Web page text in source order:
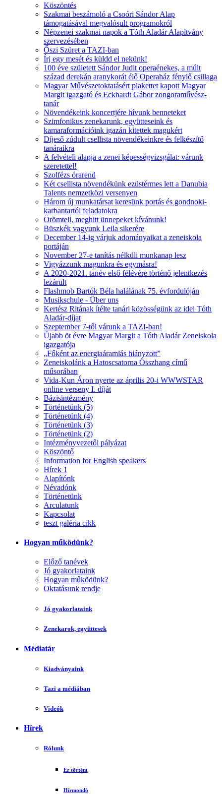
Köszöntés
Szakmai beszámoló a Csoóri Sándor Alap
támogatásával megvalósult programokról
Népzenei szakmai napok a Tóth Aladár Alapítvány
szervezésében
Őszi Szüret a TAZI-ban
Írj egy mesét és küldd el nekünk!
100 éve született Sándor Judit operaénekes, a múlt
század derekán aranykorát élő Operaház fénylő csillaga
Magyar Művészetoktatásért plakettet kapott Magyar
Margit igazgató és Eckhardt Gábor zongoraművész-
tanár
Növendékeink koncertjére hívunk benneteket
Szimfonikus zenekarunk, együtteseink és
kamaraformációink igazán kitettek magukért
Díjeső zúdult csellista növendékeinkre és felkészítő
tanáraikra
A felvételi alapja a zenei képességvizsgálat: várunk
szeretettel!
Szolfézs órarend
Két csellista növendékünk ezüstérmes lett a Danubia
Talents nemzetközi versenyen
Három új munkatársat keresünk portás és gondnoki-
karbantartói feladatokra
Örömteli, meghitt ünnepeket kívánunk!
Büszkék vagyunk Leila sikerére
December 14-ig várjuk adományaikat a zeneiskola
portáján
November 27-e tanítás nélküli munkanap lesz
Vigyázzunk magunkra és egymásra!
A 2020-2021. tanév első félévére történő jelentkezés
lezárult
Flashmob Bartók Béla halálának 75. évfordulóján
Musikschule - Über uns
Kertész Ritának ítélte tanári közösségünk az idei Tóth
Aladár-díjat
Szeptember 7-től várunk a TAZI-ban!
Újabb öt évre Magyar Margit a Tóth Aladár Zeneiskola
igazgatója
„Főként az energiaáramlás hiányzott”
Zeneiskolánk a Hatoscsatorna Összhang című
műsorában
Vida-Kun Áron nyerte az április 20-i WWWSTAR
online verseny I. díját
Bázisintézmény
Történetünk (5)
Történetünk (4)
Történetünk (3)
Történetünk (2)
Intézményvezetői pályázat
Köszöntő
Information for English speakers
Hírek 1
Alapítónk
Névadónk
Történetünk
Arculatunk
Kapcsolat
teszt galéria cikk
Hogyan működünk?
Előző tanévek
Jó gyakorlataink
Hogyan működünk?
Oktatásunk rendje
Jó gyakorlataink
Zenekarok, együttesek
Médiatár
Kiadványaink
Tazi a médiában
Videók
Hírek
Rólunk
Ez történt
Hírmondó